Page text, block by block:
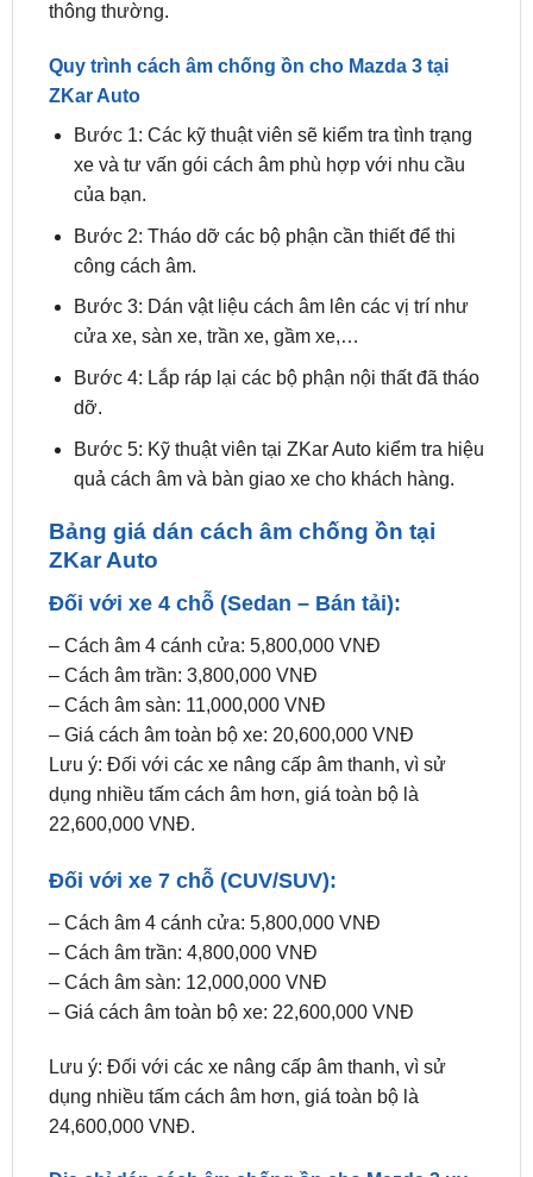
Quy trình cách âm chống ồn cho Mazda 3 tại
Bước 1: Các kỹ thuật viên sẽ kiểm tra tình trạng
xe và tư vấn gói cách âm phù hợp với nhu cầu
của bạn.
Bước 2: Tháo dỡ các bộ phận cần thiết để thi
công cách âm.
Bước 3: Dán vật liệu cách âm lên các vị trí như
cửa xe, sàn xe, trần xe, gầm xe,…
Bước 4: Lắp ráp lại các bộ phận nội thất đã tháo
dỡ.
Bước 5: Kỹ thuật viên tại ZKar Auto kiểm tra hiệu
quả cách âm và bàn giao xe cho khách hàng.
Bảng giá dán cách âm chống ồn tại
Đối với xe 4 chỗ (Sedan – Bán tải):
– Cách âm trần: 3,800,000 VNĐ
– Cách âm sàn: 11,000,000 VNĐ
– Giá cách âm toàn bộ xe: 20,600,000 VNĐ
Lưu ý: Đối với các xe nâng cấp âm thanh, vì sử
dụng nhiều tấm cách âm hơn, giá toàn bộ là
22,600,000 VNĐ.
Đối với xe 7 chỗ (CUV/SUV):
– Cách âm trần: 4,800,000 VNĐ
– Cách âm sàn: 12,000,000 VNĐ
– Giá cách âm toàn bộ xe: 22,600,000 VNĐ
Lưu ý: Đối với các xe nâng cấp âm thanh, vì sử
24,600,000 VNĐ.
Địa chỉ dán cách âm chống ồn cho Mazda 3 uy